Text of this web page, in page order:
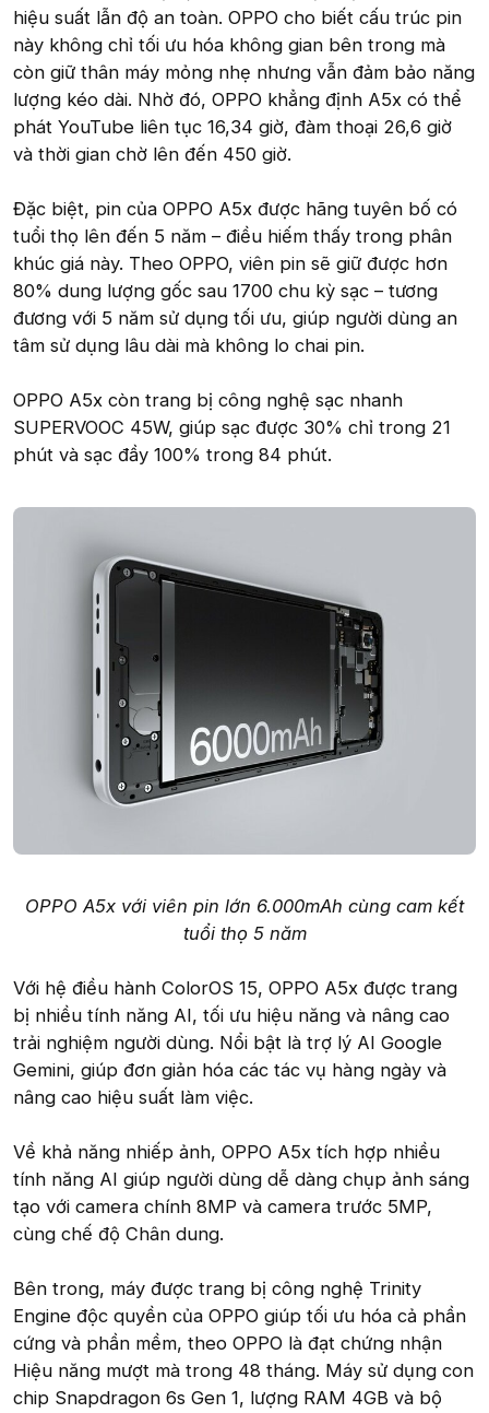
hiệu suất lẫn độ an toàn. OPPO cho biết cấu trúc pin
này không chỉ tối ưu hóa không gian bên trong mà
còn giữ thân máy mỏng nhẹ nhưng vẫn đảm bảo năng
lượng kéo dài. Nhờ đó, OPPO khẳng định A5x có thể
phát YouTube liên tục 16,34 giờ, đàm thoại 26,6 giờ
và thời gian chờ lên đến 450 giờ.
Đặc biệt, pin của OPPO A5x được hãng tuyên bố có
tuổi thọ lên đến 5 năm – điều hiếm thấy trong phân
khúc giá này. Theo OPPO, viên pin sẽ giữ được hơn
80% dung lượng gốc sau 1700 chu kỳ sạc – tương
đương với 5 năm sử dụng tối ưu, giúp người dùng an
tâm sử dụng lâu dài mà không lo chai pin.
OPPO A5x còn trang bị công nghệ sạc nhanh
SUPERVOOC 45W, giúp sạc được 30% chỉ trong 21
phút và sạc đầy 100% trong 84 phút.
OPPO A5x với viên pin lớn 6.000mAh cùng cam kết
tuổi thọ 5 năm
Với hệ điều hành ColorOS 15, OPPO A5x được trang
bị nhiều tính năng AI, tối ưu hiệu năng và nâng cao
trải nghiệm người dùng. Nổi bật là trợ lý AI Google
Gemini, giúp đơn giản hóa các tác vụ hàng ngày và
nâng cao hiệu suất làm việc.
Về khả năng nhiếp ảnh, OPPO A5x tích hợp nhiều
tính năng AI giúp người dùng dễ dàng chụp ảnh sáng
tạo với camera chính 8MP và camera trước 5MP,
cùng chế độ Chân dung.
Bên trong, máy được trang bị công nghệ Trinity
Engine độc quyền của OPPO giúp tối ưu hóa cả phần
cứng và phần mềm, theo OPPO là đạt chứng nhận
Hiệu năng mượt mà trong 48 tháng. Máy sử dụng con
chip Snapdragon 6s Gen 1, lượng RAM 4GB và bộ